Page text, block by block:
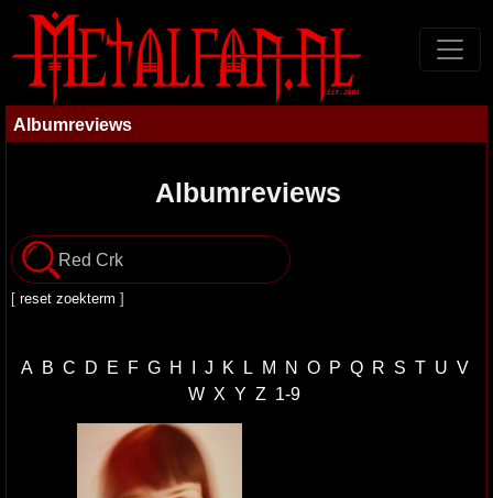
Albumreviews
Albumreviews
[ reset zoekterm ]
A B C D E F G H I J K L M N O P Q R S T U V
W X Y Z 1-9